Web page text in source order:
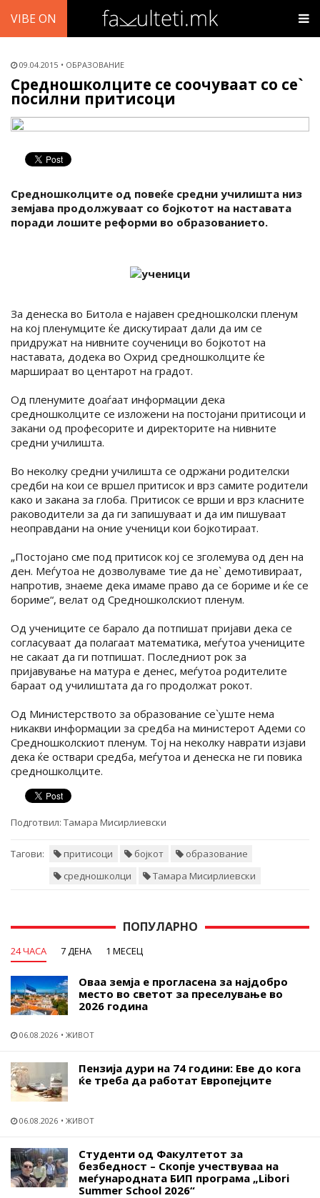
VIBE ON
09.04.2015 ОБРАЗОВАНИЕ
Средношколците се соочуваат со се`
посилни притисоци
Средношколците од повеќе средни училишта низ
земјава продолжуваат со бојкотот на наставата
поради лошите реформи во образованието.
За денеска во Битола е најавен средношколски пленум
на кој пленумците ќе дискутираат дали да им се
придружат на нивните соученици во бојкотот на
наставата, додека во Охрид средношколците ќе
маршираат во центарот на градот.
Од пленумите доаѓаат информации дека
средношколците се изложени на постојани притисоци и
закани од професорите и директорите на нивните
средни училишта.
Во неколку средни училишта се одржани родителски
средби на кои се вршел притисок и врз самите родители
како и закана за глоба. Притисок се врши и врз класните
раководители за да ги запишуваат и да им пишуваат
неоправдани на оние ученици кои бојкотираат.
„Постојано сме под притисок кој се зголемува од ден на
ден. Меѓутоа не дозволуваме тие да не` демотивираат,
напротив, знаеме дека имаме право да се бориме и ќе се
бориме“, велат од Средношколскиот пленум.
Од учениците се барало да потпишат пријави дека се
согласуваат да полагаат математика, меѓутоа учениците
не сакаат да ги потпишат. Последниот рок за
пријавување на матура е денес, меѓутоа родителите
бараат од училиштата да го продолжат рокот.
Од Министерството за образование се`уште нема
никакви информации за средба на министерот Адеми со
Средношколскиот пленум. Тој на неколку наврати изјави
дека ќе оствари средба, меѓутоа и денеска не ги повика
средношколците.
Подготвил: Тамара Мисирлиевски
Тагови: притисоци бојкот
образование
средношколци
Тамара Мисирлиевски
ПОПУЛАРНО
24 ЧАСА 7 ДЕНА 1 МЕСЕЦ
Оваа земја е прогласена за најдобро
место во светот за преселување во
2026 година
06.08.2026 ЖИВОТ
Пензија дури на 74 години: Еве до кога
ќе треба да работат Европејците
06.08.2026 ЖИВОТ
Студенти од Факултетот за
безбедност – Скопје учествуваа на
меѓународната БИП програма „Libori
Summer School 2026“